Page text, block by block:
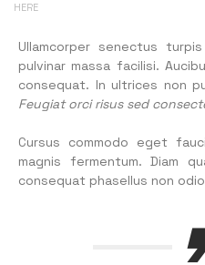
HERE
Ullamcorper senectus
pulvinar massa facilisi.
consequat. In ultrices non
Feugiat orci risus sed
Cursus commodo eget
magnis fermentum. Diam
consequat phasellus non